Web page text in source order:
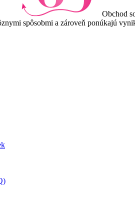
Obchod
spôsobmi a zároveň ponúkajú